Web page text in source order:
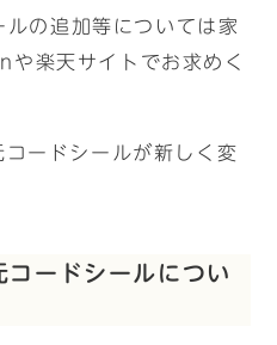
ルの追加等については家
楽天サイトでお求めく
ードシールが新しく変
ードシールについ